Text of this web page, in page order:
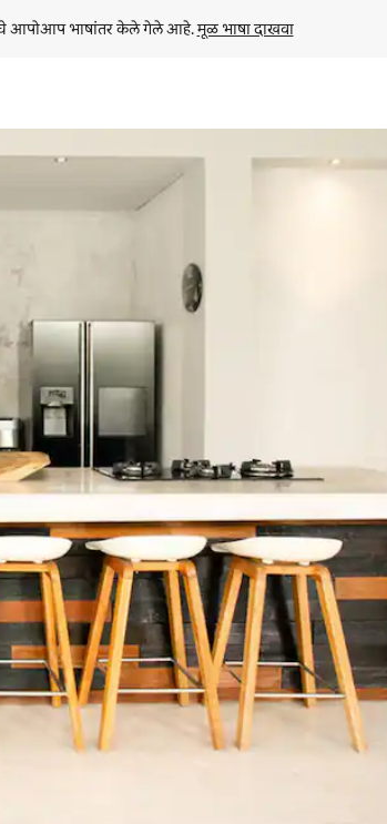
आपोआप भाषांतर केले गेले आहे. मूळ भाषा दाखवा
स्पर्शाने स्वाइप जेश्चर्स वापरून एक्सप्लोर करा.